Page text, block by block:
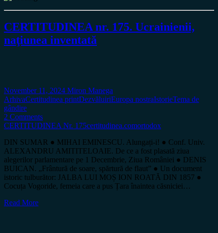
CERTITUDINEA nr. 175. Ucrainienii,
naţiunea inventată
November 11, 2024 Miron Manega
ArhivaCertitudinea printDezvăluiriEuropa nostraIstorieTema de
gândire
2 Comments
CERTITUDINEA Nr. 175certitudinea.comortodox
DIN SUMAR ● MIHAI EMINESCU. Alungați-i! ● Conf. Univ.
ALEXANDRU AMITITELOAIE. De ce a fost plasată ziua
alegerilor parlamentare pe 1 Decembrie, Ziua României ● DENIS
BUICAN. „Frântură de soare, spărtură de flaut” ● Un document
istoric tulburător: JALBA LUI MOȘ ION ROATĂ DIN 1857 ●
Cocuța Vogoride, femeia care a pus Țara înaintea căsniciei…
Read More